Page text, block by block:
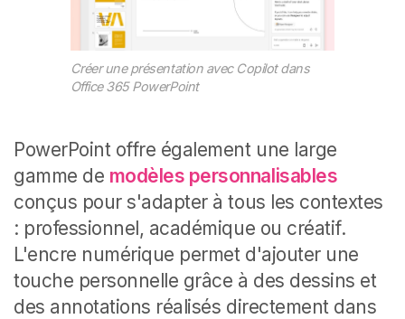
Créer une présentation avec Copilot dans
Office 365 PowerPoint
PowerPoint offre également une large
gamme de modèles personnalisables
conçus pour s'adapter à tous les contextes
: professionnel, académique ou créatif.
L'encre numérique permet d'ajouter une
touche personnelle grâce à des dessins et
des annotations réalisés directement dans